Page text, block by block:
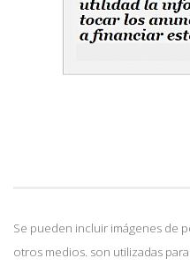
Se pueden incluir imágenes de
otros medios. son utilizadas